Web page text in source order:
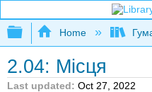
Expand/collapse
Home
2.04: Місця
Last updated Oct 27, 2022